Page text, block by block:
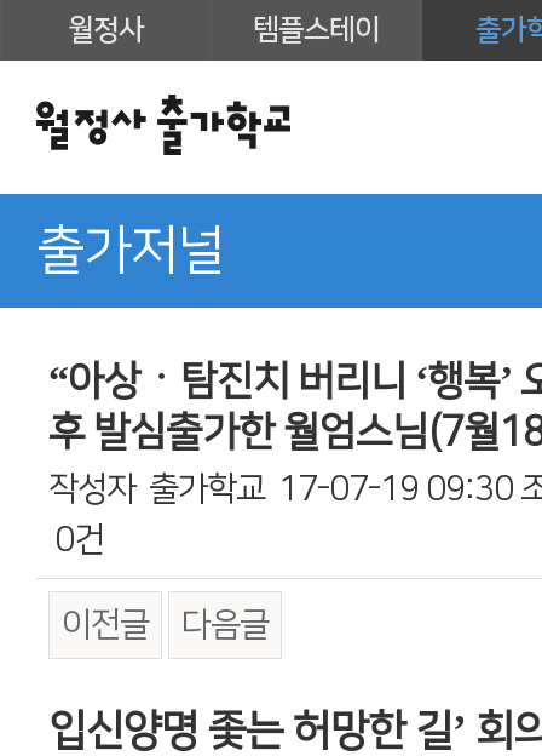
월정사 템플스테이 출가
출가저널
“아상ㆍ탐진치 버리니 ‘행복’
후 발심출가한 월엄스님(7월
작성자 출가학교 17-07-19 09:30
0건
이전글 다음글
본문
입신양명 좇는 허망한 길’ 회